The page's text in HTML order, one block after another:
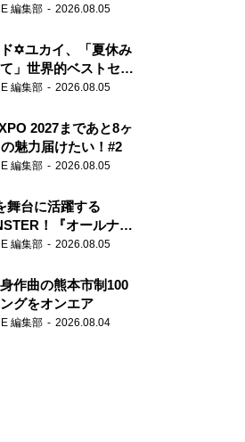
の番組グッズ発売
編集部 2026.08.05
✡ユカイ、「夏休み
」世界的ベストセラ
シア』を紹介
編集部 2026.08.05
2027まであと8ヶ
魅力届けたい！#2
編集部 2026.08.05
舞台に活躍する
！『オールナイ
』月替わり
編集部 2026.08.05
作曲の熊本市制100
グをオンエア
編集部 2026.08.04